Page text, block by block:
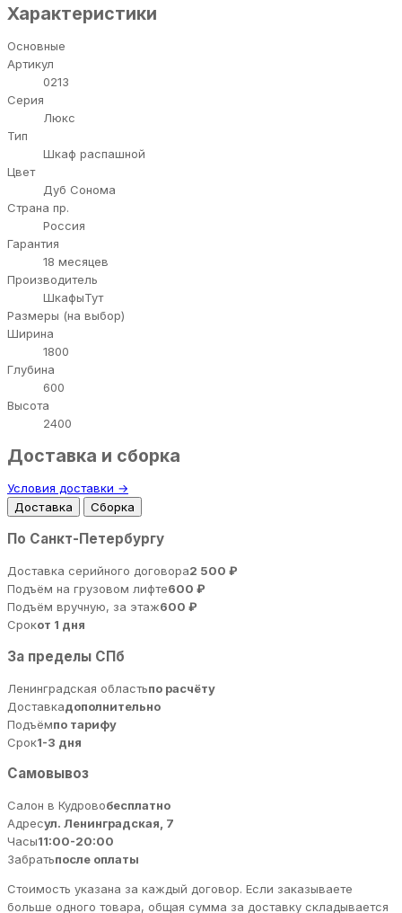
Характеристики
Основные
Артикул
0213
Серия
Люкс
Тип
Шкаф распашной
Цвет
Дуб Сонома
Страна пр.
Россия
Гарантия
18 месяцев
Производитель
ШкафыТут
Размеры (на выбор)
Ширина
1800
Глубина
600
Высота
2400
Доставка и сборка
Условия доставки →
Доставка
Сборка
По Санкт-Петербургу
Доставка серийного договора2 500 ₽
Подъём на грузовом лифте600 ₽
Подъём вручную, за этаж600 ₽
Срокот 1 дня
За пределы СПб
Ленинградская областьпо расчёту
Доставкадополнительно
Подъёмпо тарифу
Срок1-3 дня
Самовывоз
Салон в Кудровобесплатно
Адресул. Ленинградская, 7
Часы11:00-20:00
Забратьпосле оплаты
Стоимость указана за каждый договор. Если заказываете
больше одного товара, общая сумма за доставку складывается